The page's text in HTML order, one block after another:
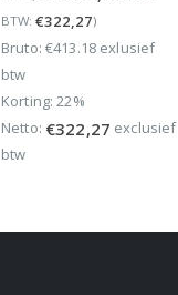
prijs
was:
BTW: €322,27)
Bruto: €413.18 exlusief
btw
Korting: 22%
Netto: €322,27 exclusief
btw